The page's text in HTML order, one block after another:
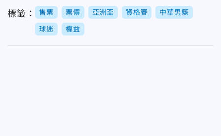
標籤： 售票 票價 亞洲盃 資格賽 中華男籃
球迷 權益